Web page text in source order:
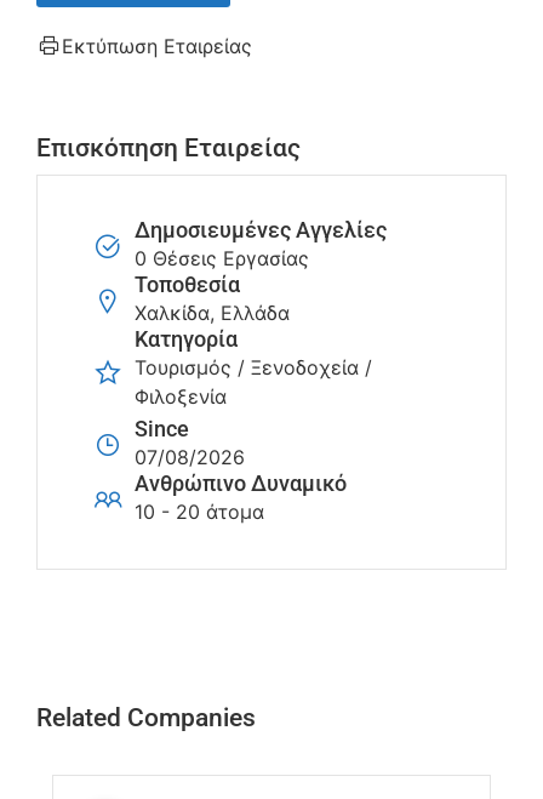
Εκτύπωση Εταιρείας
Επισκόπηση Εταιρείας
Δημοσιευμένες Αγγελίες
0 Θέσεις Εργασίας
Τοποθεσία
Χαλκίδα, Ελλάδα
Κατηγορία
Τουρισμός / Ξενοδοχεία /
Φιλοξενία
Since
07/08/2026
Ανθρώπινο Δυναμικό
10 - 20 άτομα
Related Companies